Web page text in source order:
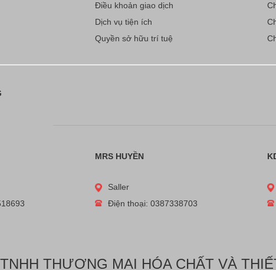
Điều khoản giao dịch
Dịch vụ tiện ích
Quyền sở hữu trí tuệ
MRS HUYỀN
Saller
Điện thoại: 0387338703
THƯƠNG MẠI HÓA CHẤT VÀ